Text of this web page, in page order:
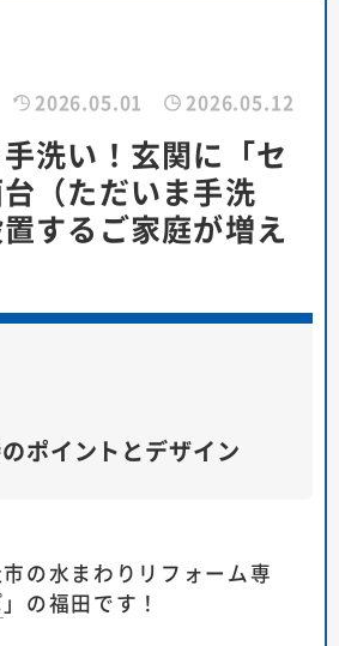
2026.05.01 2026.05.12
洗い！玄関に「セ
（ただいま手洗
するご家庭が増え
ポイントとデザイン
の水まわりリフォーム専
」の福田です！